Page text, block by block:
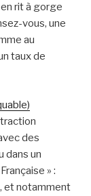
rit à gorge
vous, une
au
taux de
des
dans un
» :
et notamment